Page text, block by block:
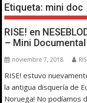
Etiqueta: mini doc
RISE! en
– Mini Documental
noviembre 7, 2018
RISE! estuvo
la antigua disquería de
Noruega! No podíamos